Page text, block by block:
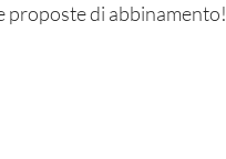
proposte di abbinamento!